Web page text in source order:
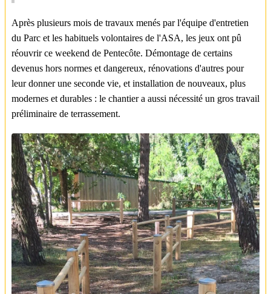
Après plusieurs mois de travaux menés par l'équipe d'entretien
du Parc et les habituels volontaires de l'ASA, les jeux ont pû
réouvrir ce weekend de Pentecôte. Démontage de certains
devenus hors normes et dangereux, rénovations d'autres pour
leur donner une seconde vie, et installation de nouveaux, plus
modernes et durables : le chantier a aussi nécessité un gros travail
préliminaire de terrassement.